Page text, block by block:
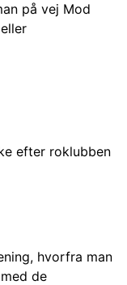
på vej Mod
efter roklubben
hvorfra man
de